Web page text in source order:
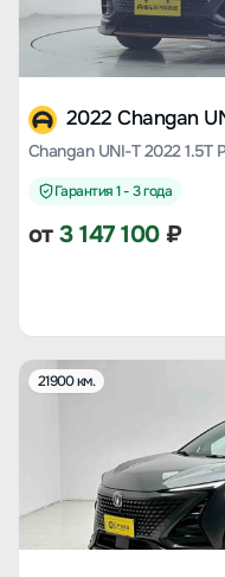
2022 Changan
Changan UNI-T 2022 1.5T
Гарантия 1 - 3 года
от3 147 100₽
21900 км.